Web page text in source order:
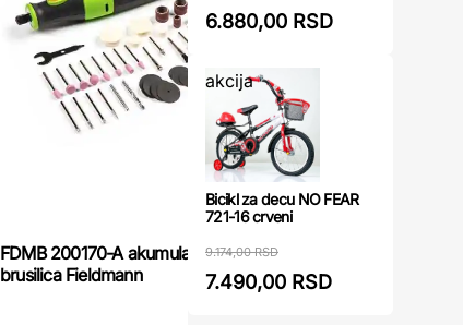
FDMB 200170-A akumulatorska čeona
brusilica Fieldmann
6.880,00 RSD
akcija
Bicikl za decu NO FEAR
721-16 crveni
9.174,00 RSD
7.490,00 RSD